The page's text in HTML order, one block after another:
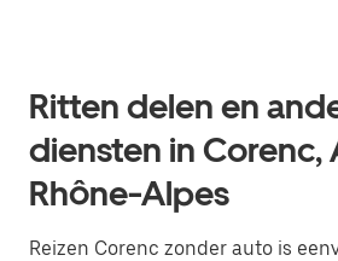
Ritten delen en
diensten in Corenc,
Rhône-Alpes
Reizen Corenc zonder auto is